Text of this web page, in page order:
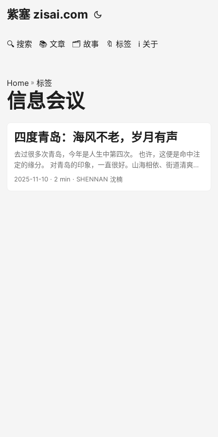
紫塞 zisai.com
🔍 搜索 📚 文章 🗂️ 故事 🔖 标签 ℹ️ 关于
Home » 标签
信息会议
四度青岛：海风不老，岁月有声
去过很多次青岛，今年是人生中第四次。 也许，这便是命中注
定的缘分。 对青岛的印象，一直很好。山海相依、街道清爽、
啤酒香浓，人情味浓。尽管早些年媒体偶有“宰客”新闻，但在我
2025-11-10 · 2 min · SHENNAN 沈楠